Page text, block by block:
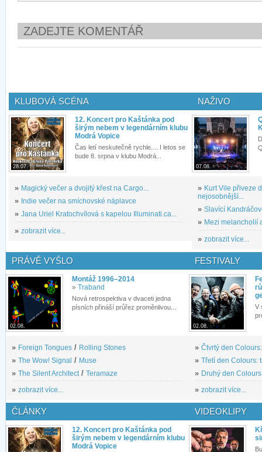
ZADEJTE KOMENTÁŘ
KLUBOVÁ SCÉNA
28.07.
12. Koncert pro Kaštánka pod
širým nebem v legendárním klubu
Modrá Vopice
Čas letí neskutečně rychle.... I letos se
bude 8. srpna v klubu Modrá...
» Magický večer a dvojitý křest na Cargo...
» Indie večer na smíchovské náplavce
» Jana Uriel Kratochvílová s kapelou Illuminati.ca...
» zobrazit více...
NAŽIVO
07.08.
» Kurt Vile přiveze
nejosobnější...
» Slavící
» Mezi melancholií
» zobrazit více...
PRÁVĚ VYŠLO
02.08.
Montáž 1996–2014
» Traband
Nová retrospektiva v dvaceti jedna
písních přináší průřez proměnlivou...
» Foreign Tongues / Rolling Stones
» The Wow! Signal / Muse
» The Silent Architect / Teramaze
» zobrazit více...
FESTIVALY
02.08.
V
» Čtvrtý den
» Třetí den Colours:
» Druhý den
» zobrazit více...
ČLÁNKY
12. Koncert pro Kaštánka pod
širým nebem v legendárním klubu
Modrá Vopice
VIDEOKLIPY